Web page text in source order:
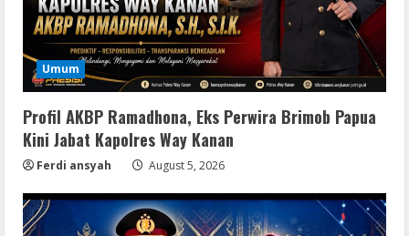
Umum
Profil AKBP Ramadhona, Eks Perwira Brimob Papua
Kini Jabat Kapolres Way Kanan
Ferdi ansyah August 5, 2026